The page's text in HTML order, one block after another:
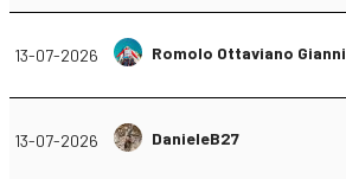
13-07-2026 Romolo Ottaviano Gianni
13-07-2026 DanieleB27